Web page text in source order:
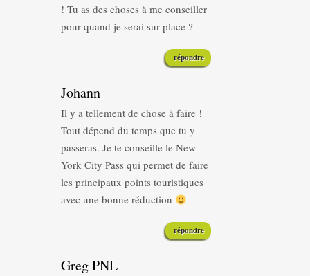
! Tu as des choses à me conseiller
pour quand je serai sur place ?
répondre
Johann
Il y a tellement de chose à faire !
Tout dépend du temps que tu y
passeras. Je te conseille le New
York City Pass qui permet de faire
les principaux points touristiques
avec une bonne réduction
répondre
Greg PNL